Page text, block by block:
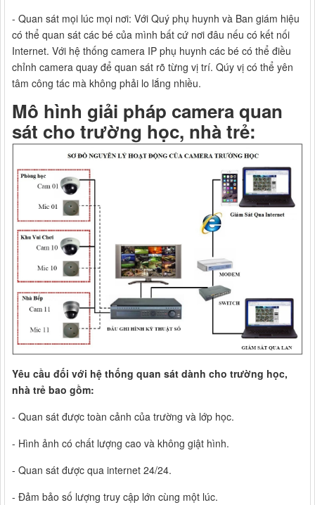
- Quan sát mọi lúc mọi nơi: Với Quý phụ huynh và Ban giám hiệu
có thể quan sát các bé của mình bất cứ nơi đâu nếu có kết nối
Internet. Với hệ thống camera IP phụ huynh các bé có thể điều
chỉnh camera quay để quan sát rõ từng vị trí. Qúy vị có thể yên
tâm công tác mà không phải lo lắng nhiều.
Mô hình giải pháp camera quan
sát cho trường học, nhà trẻ:
Yêu cầu đối với hệ thống quan sát dành cho trường học,
nhà trẻ bao gồm:
- Quan sát được toàn cảnh của trường và lớp học.
- Hình ảnh có chất lượng cao và không giật hình.
- Quan sát được qua internet 24/24.
- Đảm bảo số lượng truy cập lớn cùng một lúc.